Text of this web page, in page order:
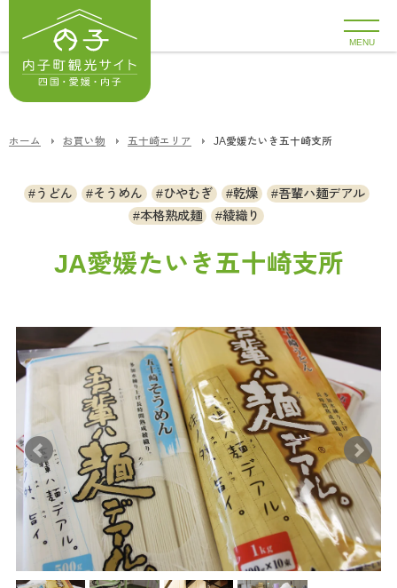
MENU
ホーム お買い物 五十崎エリア JA愛媛たいき五十崎支所
うどん そうめん ひやむぎ 乾燥
吾輩ハ麺デアル
本格熟成麺
綾織り
JA愛媛たいき五十崎支所